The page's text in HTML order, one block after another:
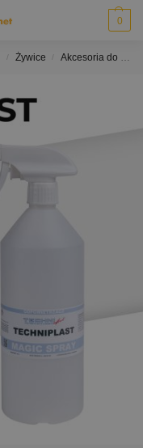
0
Żywice Akcesoria do żywic